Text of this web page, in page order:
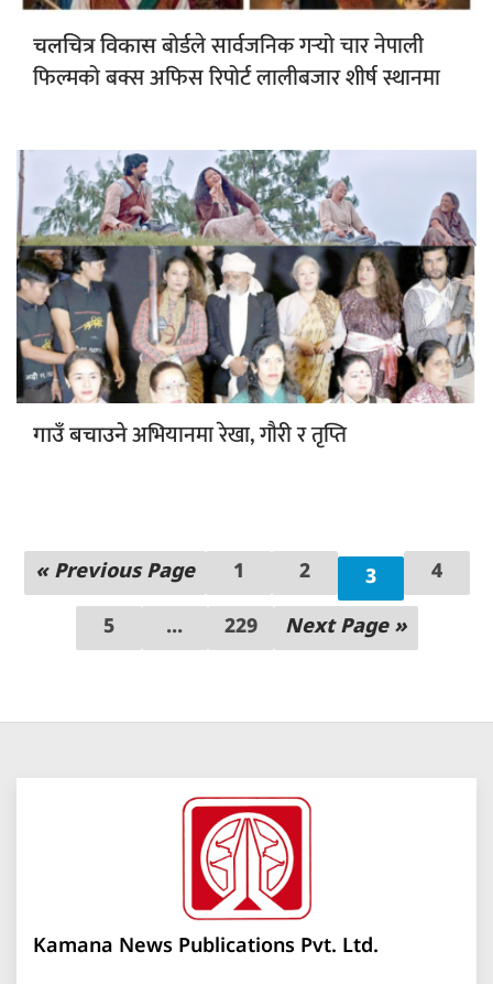
चलचित्र विकासबोर्डले सार्वजनिक गर्‍यो चार नेपाली
फिल्मको बक्स अफिस रिपोर्ट लालीबजार शीर्ष स्थानमा
गाउँ बचाउनेअभियानमा रेखा, गौरी र तृप्ति
« Previous Page 1 2 3 4
5 ... 229 Next Page »
Kamana News Publications Pvt. Ltd.